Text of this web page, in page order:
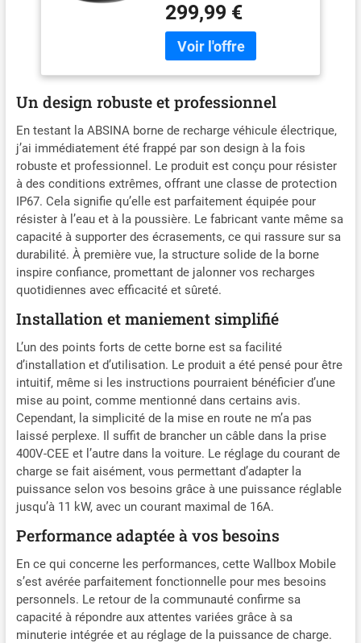
de charge réglable de 6A à
16A - Réglages de
démarrage et de durée de
recharge wallbox affiche le
actuel, la puissance de
charge, l'énergie chargée, la
tension en V, les réglages de
temps, et les indicateurs de
charge et d'état
COMPATIBLE avec tous les
véhicules électriques et
hybrides rechargeables
avec connecteur Type 2 ou
CCS2, comme Model 3, e-
500e, et autres CHARGE
SÉCURISÉE avec RCD
contre surtensions, sous-
tensions, surcharges,
surchauffes, courants
résiduels, classe UL94V-0 et
étanchéité IP67 SAC - Un
grand sac permet de ranger
et de transporter facilement
la station de charge mobile
de 6,6 mètres et 11 kW 16A
299,99 €
Un design robuste et professionnel
En testant la ABSINA borne de recharge véhicule électrique,
j’ai immédiatement été frappé par son design à la fois
robuste et professionnel. Le produit est conçu pour résister
à des conditions extrêmes, offrant une classe de protection
IP67. Cela signifie qu’elle est parfaitement équipée pour
résister à l’eau et à la poussière. Le fabricant vante même sa
capacité à supporter des écrasements, ce qui rassure sur sa
durabilité. À première vue, la structure solide de la borne
inspire confiance, promettant de jalonner vos recharges
quotidiennes avec efficacité et sûreté.
Installation et maniement simplifié
L’un des points forts de cette borne est sa facilité
d’installation et d’utilisation. Le produit a été pensé pour être
intuitif, même si les instructions pourraient bénéficier d’une
mise au point, comme mentionné dans certains avis.
Cependant, la simplicité de la mise en route ne m’a pas
laissé perplexe. Il suffit de brancher un câble dans la prise
400V-CEE et l’autre dans la voiture. Le réglage du courant de
charge se fait aisément, vous permettant d’adapter la
puissance selon vos besoins grâce à une puissance réglable
jusqu’à 11 kW, avec un courant maximal de 16A.
Performance adaptée à vos besoins
En ce qui concerne les performances, cette Wallbox Mobile
s’est avérée parfaitement fonctionnelle pour mes besoins
personnels. Le retour de la communauté confirme sa
capacité à répondre aux attentes variées grâce à sa
minuterie intégrée et au réglage de la puissance de charge.